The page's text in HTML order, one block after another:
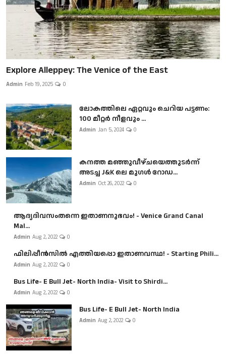
Explore Alleppey: The Venice of the East
Admin Feb 19, 2025 0
ലോകത്തിലെ ഏറ്റവും ചെറിയ പട്ടണം:
100 മീറ്റർ നീളവും ...
Admin Jan 5, 2024 0
കനത്ത മഞ്ഞുവീഴ്ചയെത്തുടർന്ന്
അടച്ച J&K ലെ മുഗൾ റോഡ...
Admin Oct 26, 2022 0
ആദ്യദിവസംതന്നെ ഇതാണനുഭവം! - Venice Grand Canal
Mal...
Admin Aug 2, 2022 0
ഫിലിപ്പീൻസിൽ എത്തിയപ്പൊ ഇതാണവസ്ഥ! - Starting Phili...
Admin Aug 2, 2022 0
Bus Life- E Bull Jet- North India- Visit to Shirdi...
Admin Aug 2, 2022 0
Bus Life- E Bull Jet- North India
Admin Aug 2, 2022 0